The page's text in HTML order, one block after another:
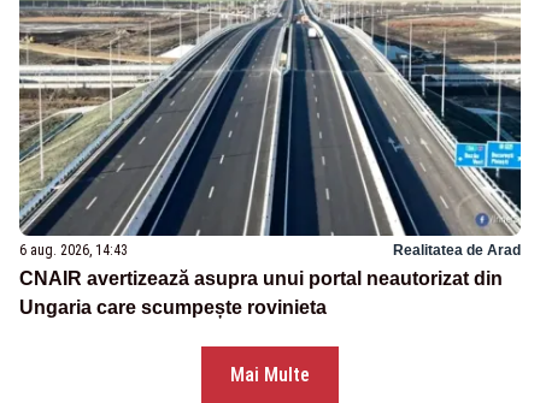
6 aug. 2026, 14:43 Realitatea de Arad
CNAIR avertizează asupra unui portal neautorizat din
Ungaria care scumpește rovinieta
Mai Multe